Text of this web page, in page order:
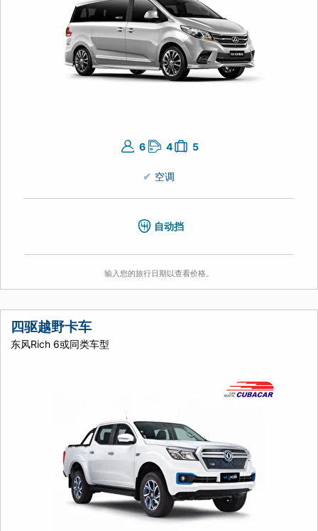
6 4 5
空调
自动挡
输入您的旅行日期以查看价格。
四驱越野卡车
东风Rich 6或同类车型